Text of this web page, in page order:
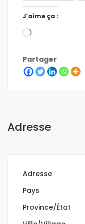
J’aime ça :
Partager
Adresse
Adresse
Pays
Province/État